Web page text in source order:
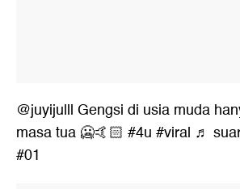
@juyijulll Gengsi di usia muda
masa tua 🥶🤙🏻 #4u #viral ♬
#01